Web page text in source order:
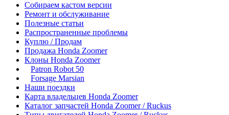
Собираем кастом версии
Ремонт и обслуживание
Полезные статьи
Распространенные проблемы
Куплю / Продам
Продажа Honda Zoomer
Клоны Honda Zoomer
Patron Robot 50
Forsage Marsian
Наши поездки
Карта владельцев Honda Zoomer
Каталог запчастей Honda Zoomer / Ruckus